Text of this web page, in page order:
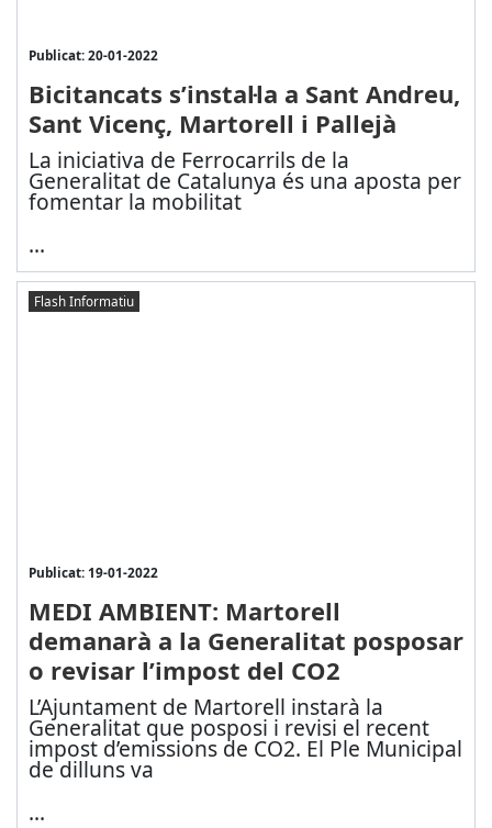
Publicat: 20-01-2022
Bicitancats s’instal·la a Sant Andreu,
Sant Vicenç, Martorell i Pallejà
La iniciativa de Ferrocarrils de la
Generalitat de Catalunya és una aposta per
fomentar la mobilitat
...
Flash Informatiu
Publicat: 19-01-2022
MEDI AMBIENT: Martorell
demanarà a la Generalitat posposar
o revisar l’impost del CO2
L’Ajuntament de Martorell instarà la
Generalitat que posposi i revisi el recent
impost d’emissions de CO2. El Ple Municipal
de dilluns va
...